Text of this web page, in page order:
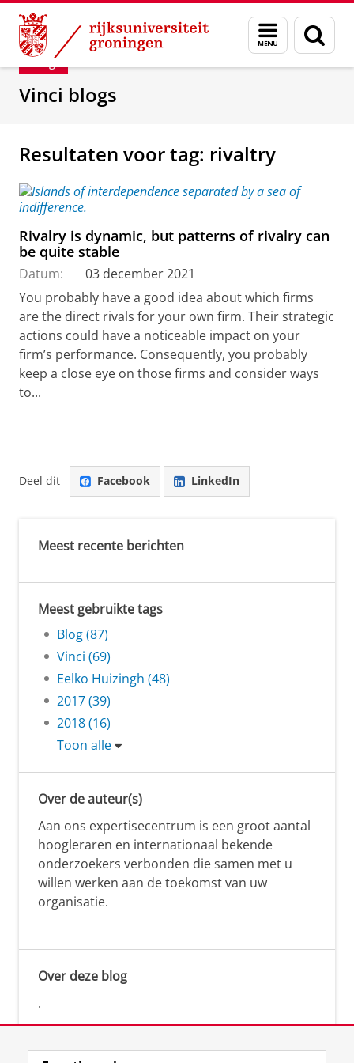
Skip
Content
Skip
Navigation
Menu
en
zoeken
Department of Innovation Management &
Blog
Vinci blogs
Resultaten voor tag: rivaltry
Rivalry is dynamic, but patterns of rivalry can
be quite stable
Datum:
03 december 2021
You probably have a good idea about which firms
are the direct rivals for your own firm. Their strategic
actions could have a noticeable impact on your
firm’s performance. Consequently, you probably
keep a close eye on those firms and consider ways
to...
Deel dit Facebook LinkedIn
Meest recente berichten
Meest gebruikte tags
Blog (87)
Vinci (69)
Eelko Huizingh (48)
2017 (39)
2018 (16)
Toon alle
Over de auteur(s)
Aan ons expertisecentrum is een groot aantal
hoogleraren en internationaal bekende
onderzoekers verbonden die samen met u
willen werken aan de toekomst van uw
organisatie.
Over deze blog
.